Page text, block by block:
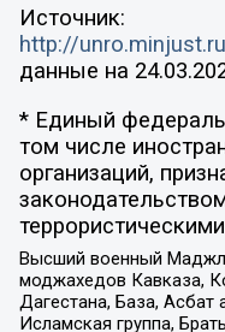
Источник:
http://
данные на
* Единый
том числе
организаций,
Высший военный
моджахедов Кавказа,
Дагестана, База, Асбат
Исламская группа,